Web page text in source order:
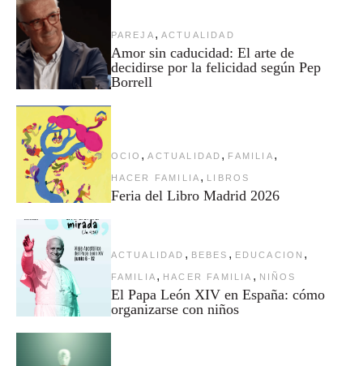
PAREJA , ACTUALIDAD
Amor sin caducidad: El arte de
decidirse por la felicidad según Pep
Borrell
OCIO , ACTUALIDAD , FAMILIA ,
HACER FAMILIA , LIBROS
Feria del Libro Madrid 2026
ACTUALIDAD , BEBES , EDUCACION ,
FAMILIA , HACER FAMILIA , NIÑOS
El Papa León XIV en España: cómo
organizarse con niños